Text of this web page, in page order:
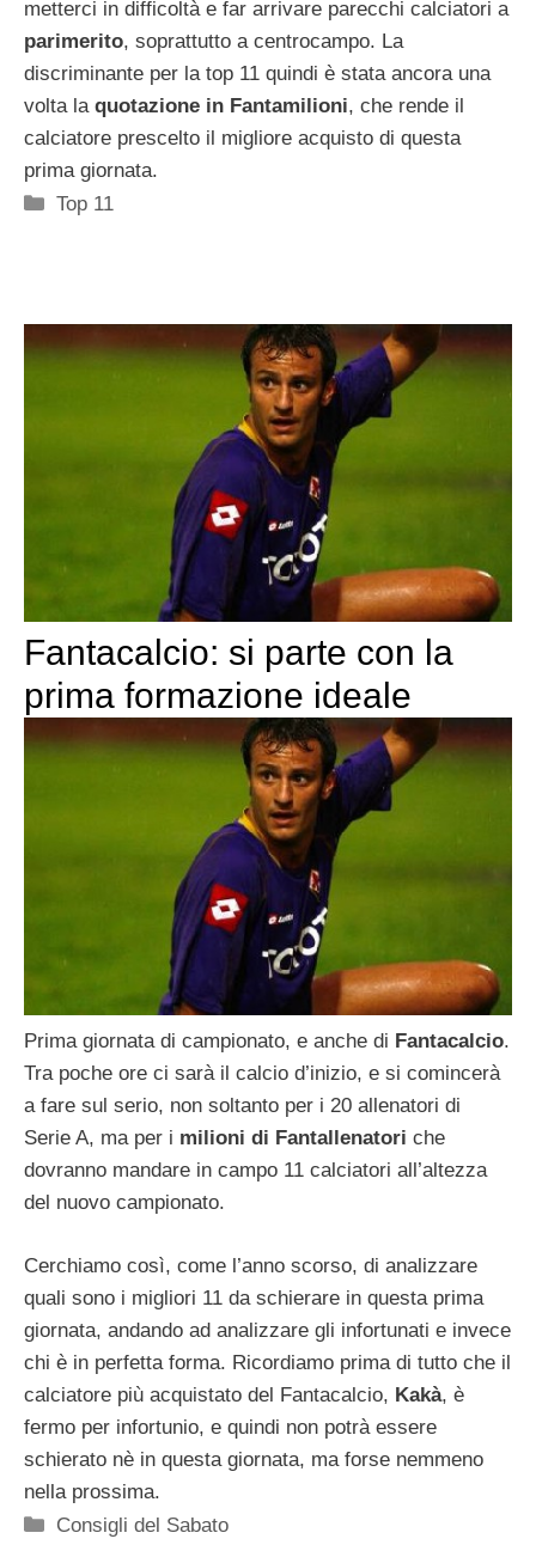
metterci in difficoltà e far arrivare parecchi calciatori a
parimerito, soprattutto a centrocampo. La
discriminante per la top 11 quindi è stata ancora una
volta la quotazione in Fantamilioni, che rende il
calciatore prescelto il migliore acquisto di questa
prima giornata.
Categorie
Top 11
Fantacalcio: si parte con la
prima formazione ideale
Prima giornata di campionato, e anche di Fantacalcio.
Tra poche ore ci sarà il calcio d’inizio, e si comincerà
a fare sul serio, non soltanto per i 20 allenatori di
Serie A, ma per i milioni di Fantallenatori che
dovranno mandare in campo 11 calciatori all’altezza
del nuovo campionato.
Cerchiamo così, come l’anno scorso, di analizzare
quali sono i migliori 11 da schierare in questa prima
giornata, andando ad analizzare gli infortunati e invece
chi è in perfetta forma. Ricordiamo prima di tutto che il
calciatore più acquistato del Fantacalcio, Kakà, è
fermo per infortunio, e quindi non potrà essere
schierato nè in questa giornata, ma forse nemmeno
nella prossima.
Categorie
Consigli del Sabato